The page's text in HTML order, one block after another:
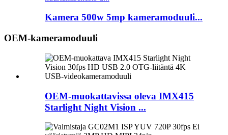
Kamera 500w 5mp kameramoduuli...
OEM-kameramoduuli
OEM-muokattavissa oleva IMX415
Starlight Night Vision ...